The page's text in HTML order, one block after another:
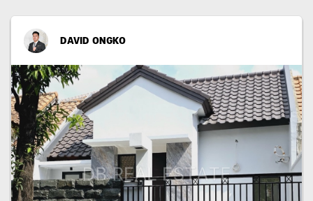
DAVID ONGKO